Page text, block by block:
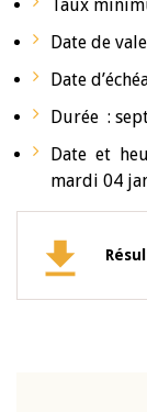
Taux
Date de
Date
Durée :
Date et
mardi 04